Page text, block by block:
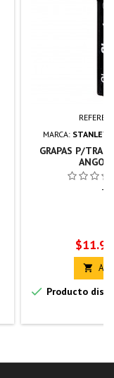
MARCA: STANLEY
GRAPAS P/
Precio

 Producto